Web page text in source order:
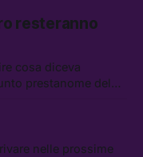
la coalizione, e
degli agenti IA
resteranno
cosa diceva
prestanome del
36 miliardi di
è già stata
nelle prossime